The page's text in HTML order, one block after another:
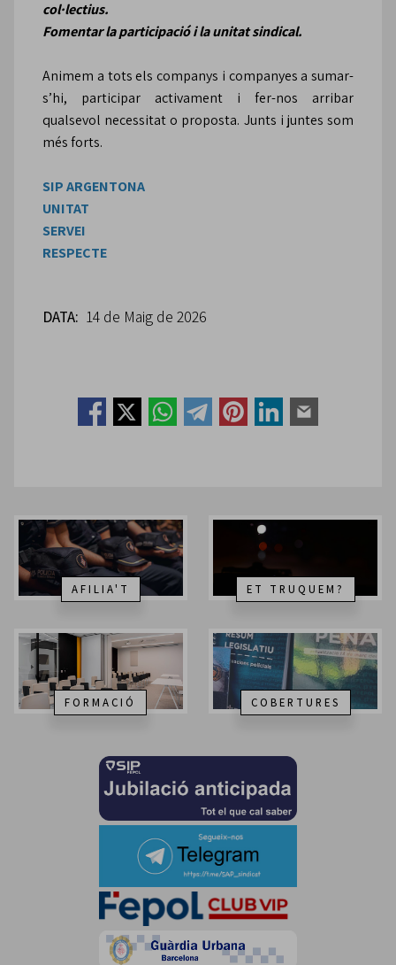
col·lectius.
Fomentar la participació i la unitat sindical.
Animem a tots els companys i companyes a sumar-
s’hi, participar activament i fer-nos arribar
qualsevol necessitat o proposta. Junts i juntes som
més forts.
SIP ARGENTONA
UNITAT
SERVEI
RESPECTE
DATA: 14 de Maig de 2026
AFILIA'T ET TRUQUEM?
FORMACIÓ COBERTURES